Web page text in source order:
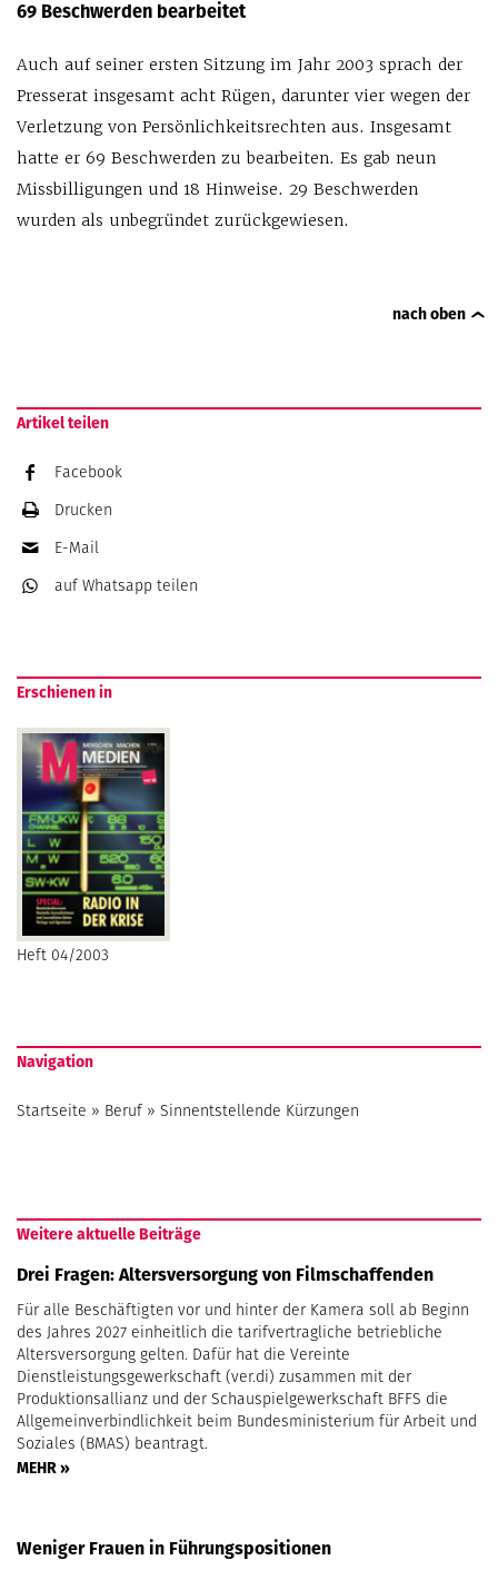
69 Beschwerden bearbeitet
Auch auf seiner ersten Sitzung im Jahr 2003 sprach der
Presserat insgesamt acht Rügen, darunter vier wegen der
Verletzung von Persönlichkeitsrechten aus. Insgesamt
hatte er 69 Beschwerden zu bearbeiten. Es gab neun
Missbilligungen und 18 Hinweise. 29 Beschwerden
wurden als unbegründet zurückgewiesen.
nach oben
Artikel teilen
Facebook
Drucken
E-Mail
auf Whatsapp teilen
Erschienen in
Heft 04/2003
Navigation
Startseite » Beruf» Sinnentstellende Kürzungen
Weitere aktuelle Beiträge
Drei Fragen: Altersversorgung von Filmschaffenden
Für alle Beschäftigten vor und hinter der Kamera soll ab Beginn
des Jahres 2027 einheitlich die tarifvertragliche betriebliche
Altersversorgung gelten. Dafür hat die Vereinte
Dienstleistungsgewerkschaft (ver.di) zusammen mit der
Produktionsallianz und der Schauspielgewerkschaft BFFS die
Allgemeinverbindlichkeit beim Bundesministerium für Arbeit und
Soziales (BMAS) beantragt.
MEHR »
Weniger Frauen in Führungspositionen